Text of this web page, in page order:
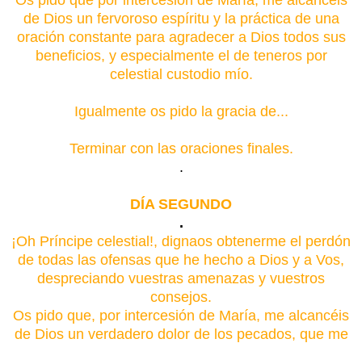
de Dios un fervoroso espíritu y la práctica de una
oración constante para agradecer a Dios todos sus
beneficios, y especialmente el de teneros por
celestial custodio mío.
Igualmente os pido la gracia de...
Terminar con las oraciones finales.
.
DÍA SEGUNDO
.
¡Oh Príncipe celestial!, dignaos obtenerme el perdón
de todas las ofensas que he hecho a Dios y a Vos,
despreciando vuestras amenazas y vuestros
consejos.
Os pido que, por intercesión de María, me alcancéis
de Dios un verdadero dolor de los pecados, que me